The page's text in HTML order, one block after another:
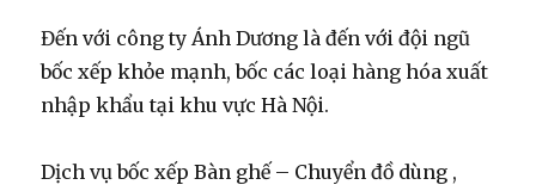
Đến với công ty Ánh Dương là đến với đội ngũ
bốc xếp khỏe mạnh, bốc các loại hàng hóa xuất
nhập khẩu tại khu vực Hà Nội.
Dịch vụ bốc xếp Bàn ghế – Chuyển đồ dùng ,